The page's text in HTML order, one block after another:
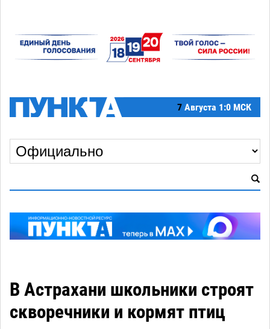
7 Августа 1:0 МСК
В Астрахани школьники строят
скворечники и кормят птиц